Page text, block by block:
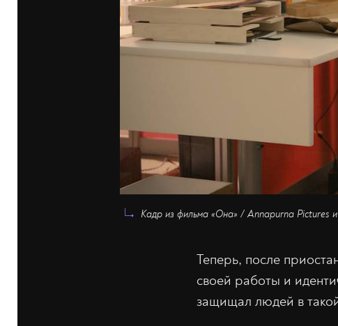
Кадр из фильма «Она» / Annapurna Pictures
Теперь, после
своей работы и
защищал людей в